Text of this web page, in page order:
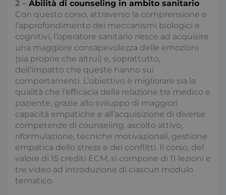
2 – Abilità di counseling in ambito sanitario
Con questo corso, attraverso la comprensione e
l’approfondimento dei meccanismi biologici e
cognitivi, l’operatore sanitario riesce ad acquisire
una maggiore consapevolezza delle emozioni
(sia proprie che altrui) e, soprattutto,
dell’impatto che queste hanno sui
comportamenti. L’obiettivo è migliorare sia la
qualità che l’efficacia della relazione tra medico e
paziente, grazie allo sviluppo di maggiori
capacità empatiche e all’acquisizione di diverse
competenze di counseling: ascolto attivo,
riformulazione, tecniche motivazionali, gestione
empatica dello stress e dei conflitti. Il corso, del
valore di 15 crediti ECM, si compone di 11 lezioni e
tre video ad introduzione di ciascun modulo
tematico.